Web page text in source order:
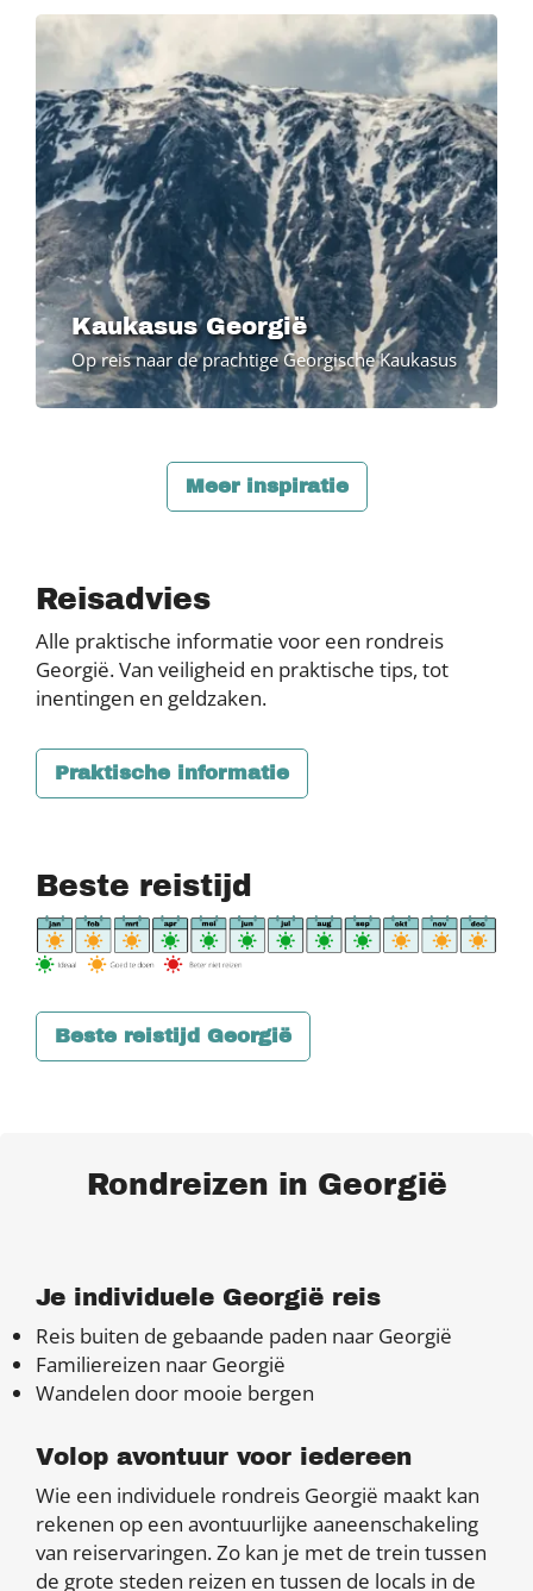
Kaukasus Georgië
Op reis naar de prachtige Georgische Kaukasus
Meer inspiratie
Reisadvies
Alle praktische informatie voor een rondreis
Georgië. Van veiligheid en praktische tips, tot
inentingen en geldzaken.
Praktische informatie
Beste reistijd
Beste reistijd Georgië
Rondreizen in Georgië
Je individuele Georgië reis
Reis buiten de gebaande paden naar Georgië
Familiereizen naar Georgië
Wandelen door mooie bergen
Volop avontuur voor iedereen
Wie een individuele rondreis Georgië maakt kan
rekenen op een avontuurlijke aaneenschakeling
van reiservaringen. Zo kan je met de trein tussen
de grote steden reizen en tussen de locals in de